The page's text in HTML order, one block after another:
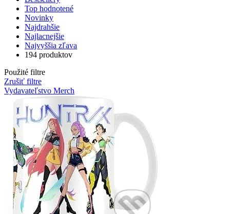
Top hodnotené
Novinky
Najdrahšie
Najlacnejšie
Najvyššia zľava
194 produktov
Použité filtre
Zrušiť filtre
Vydavateľstvo Merch